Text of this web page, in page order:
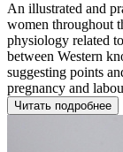
An illustrated and
women throughout
physiology related
between Western
suggesting points
pregnancy and
Читать подробнее